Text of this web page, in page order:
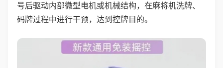
号后驱动内部微型电机或机械结构，在麻将机洗牌、
码牌过程中进行干预，达到控牌目的。